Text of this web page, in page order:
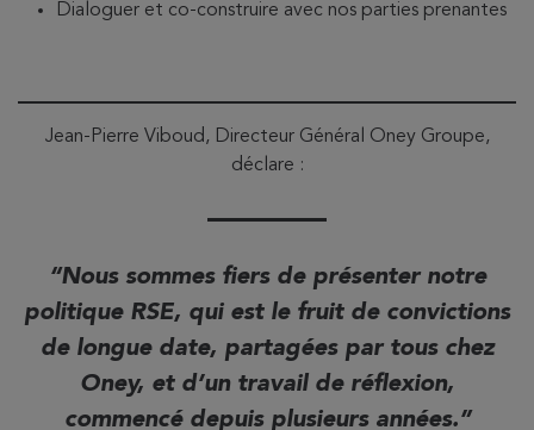
Dialoguer et co-construire avec nos parties prenantes
Jean-Pierre Viboud, Directeur Général Oney Groupe,
déclare :
Nous sommes fiers de présenter notre
politique RSE, qui est le fruit de convictions
de longue date, partagées par tous chez
Oney, et d’un travail de réflexion,
commencé depuis plusieurs années.